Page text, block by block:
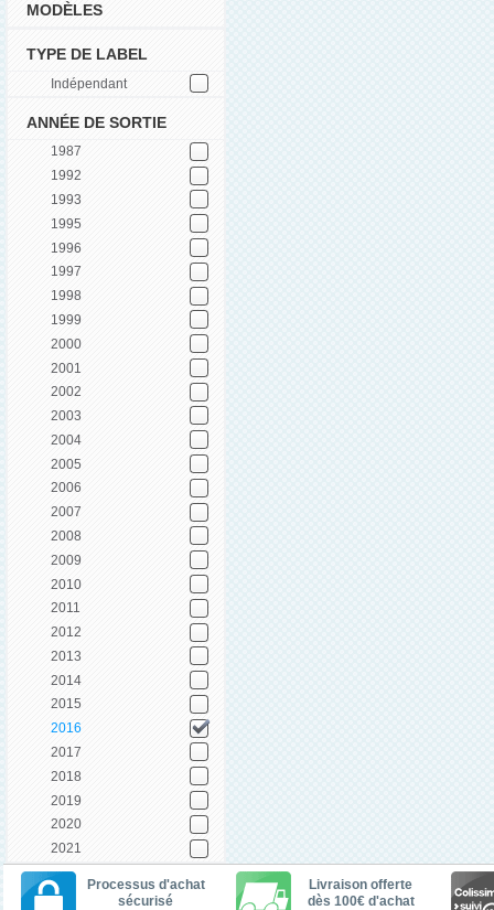
MODÈLES
TYPE DE LABEL
Indépendant
ANNÉE DE SORTIE
1987
1992
1993
1995
1996
1997
1998
1999
2000
2001
2002
2003
2004
2005
2006
2007
2008
2009
2010
2011
2012
2013
2014
2015
2016
2017
2018
2019
2020
2021
Processus d'achat
sécurisé
Livraison offerte
dès 100€ d'achat